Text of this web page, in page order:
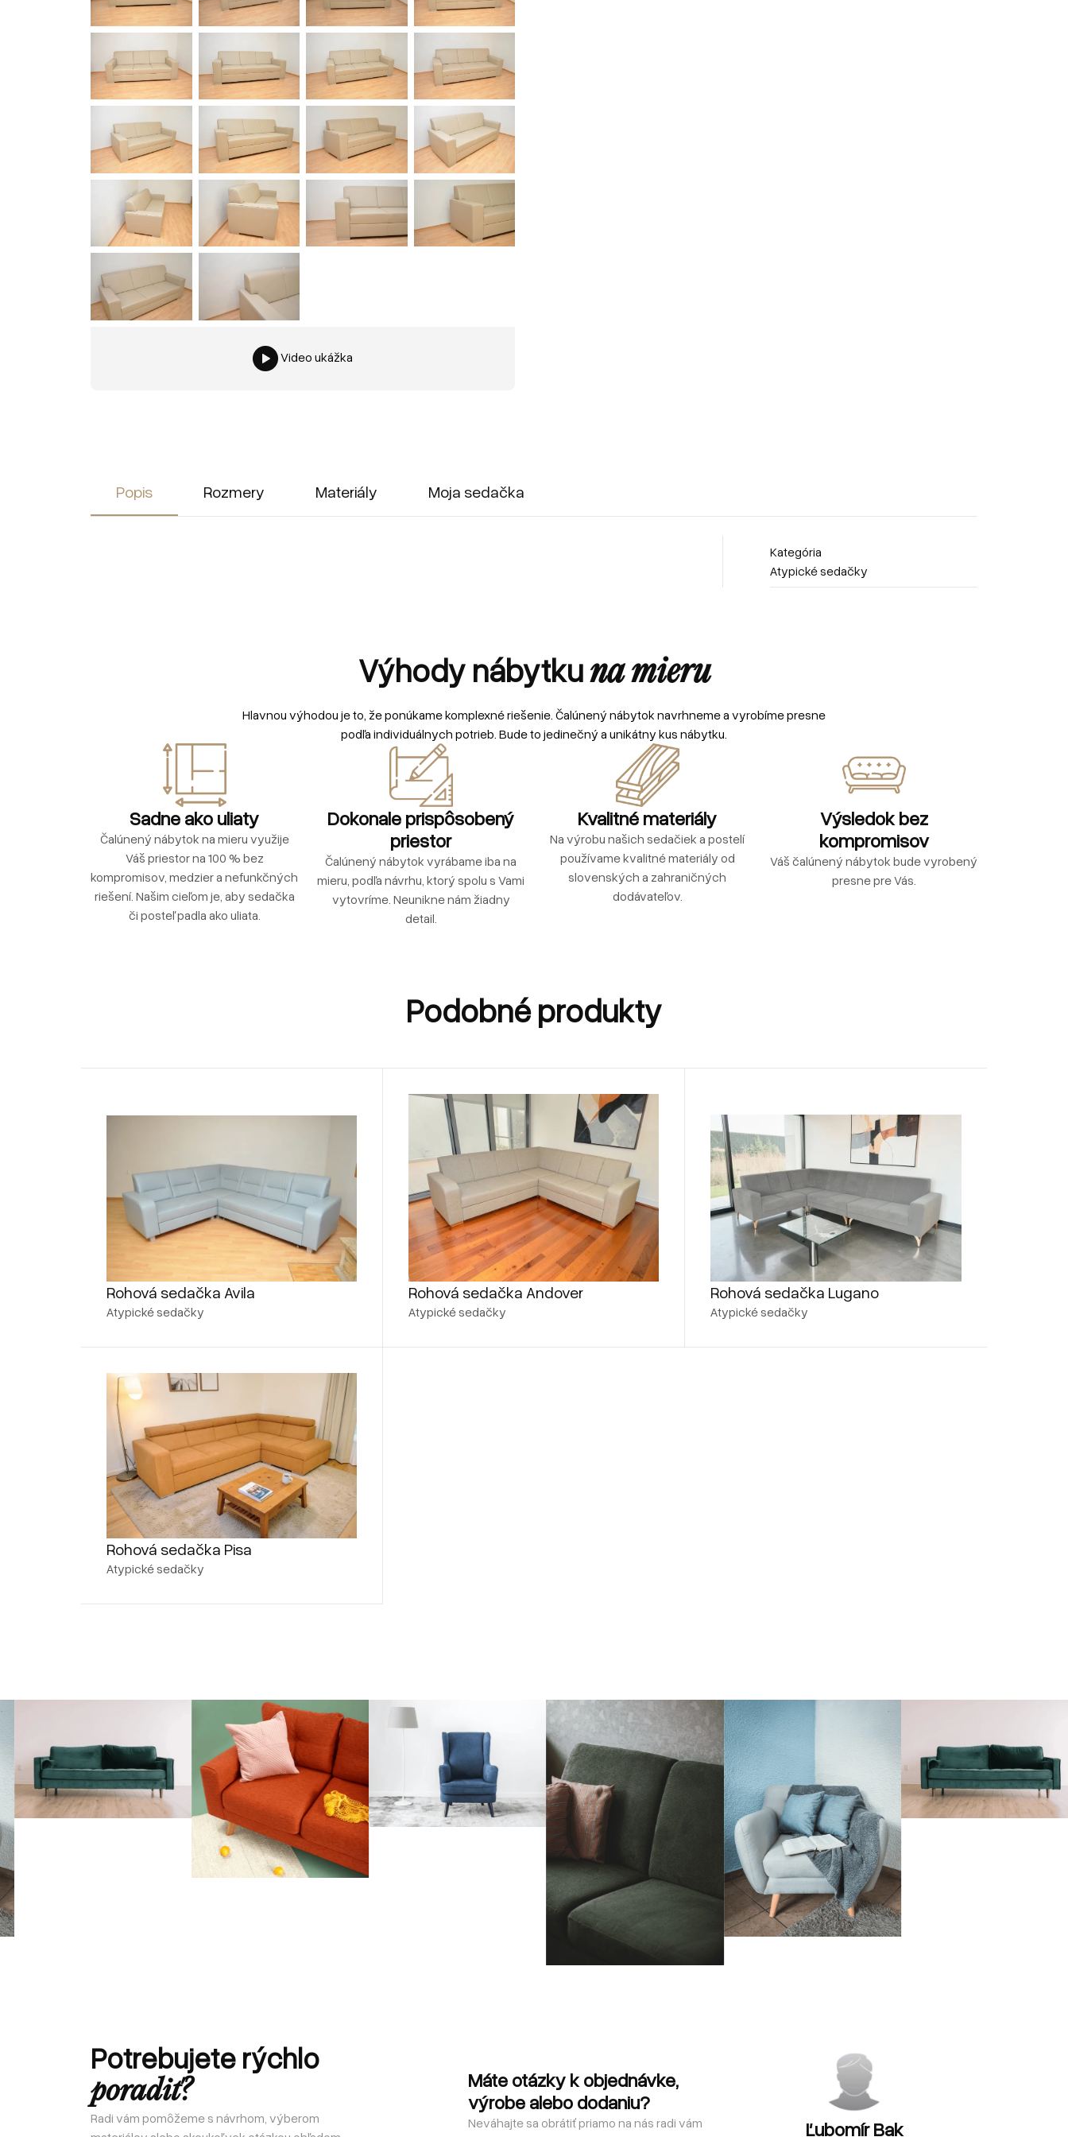
Video ukážka
Popis Rozmery Materiály Moja sedačka
Kategória
Atypické sedačky
Výhody nábytkuna mieru
Hlavnou výhodou je to, že ponúkame komplexné riešenie. Čalúnený nábytok navrhneme a vyrobíme presne
podľa individuálnych potrieb. Bude to jedinečný a unikátny kus nábytku.
Sadne ako uliaty
Čalúnený nábytok na mieru využije
Váš priestor na 100 % bez
kompromisov, medzier a nefunkčných
riešení. Našim cieľom je, aby sedačka
či posteľ padla ako uliata.
Dokonale prispôsobený
priestor
Čalúnený nábytok vyrábame iba na
mieru, podľa návrhu, ktorý spolu s Vami
vytovríme. Neunikne nám žiadny
detail.
Kvalitné materiály
Na výrobu našich sedačiek a postelí
používame kvalitné materiály od
slovenských a zahraničných
dodávateľov.
Výsledok bez
kompromisov
Váš čalúnený nábytok bude vyrobený
presne pre Vás.
Podobné produkty
Rohová sedačka Avila
Atypické sedačky
Rohová sedačka Andover
Atypické sedačky
Rohová sedačka Lugano
Atypické sedačky
Rohová sedačka Pisa
Atypické sedačky
Potrebujete rýchlo
poradiť?
Radi vám pomôžeme s návrhom, výberom
Máte otázky k objednávke,
výrobe alebo dodaniu?
Neváhajte sa obrátiť priamo na nás radi vám
Ľubomír Bak